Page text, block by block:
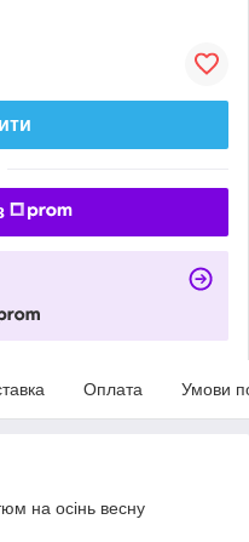
Оплата Умови
на осінь весну